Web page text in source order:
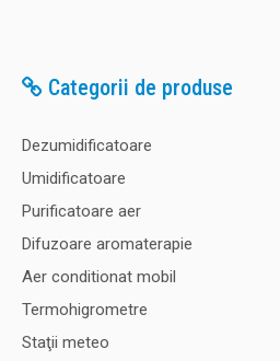
Categorii de produse
Dezumidificatoare
Umidificatoare
Purificatoare aer
Difuzoare aromaterapie
Aer conditionat mobil
Termohigrometre
Staţii meteo